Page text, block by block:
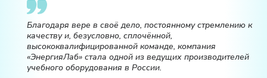
Благодаря вере в своё дело, постоянному стремлению к
качеству и, безусловно, сплочённой,
высококвалифицированной команде, компания
«ЭнергияЛаб» стала одной из ведущих производителей
учебного оборудования в России.